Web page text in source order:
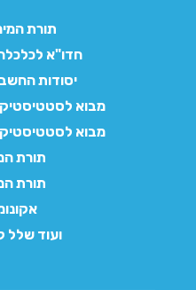
תורת המימון
חדו"א לכלכלה
יסודות
מבוא
מבוא
תורת
תורת
ועוד שלל